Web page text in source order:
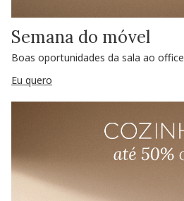
Semana do móvel
Boas oportunidades da sala ao office
Eu quero